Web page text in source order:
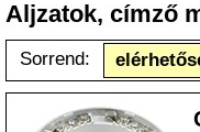
Aljzatok, címző
Sorrend: